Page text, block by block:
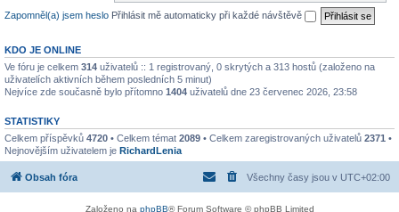
Zapomněl(a) jsem heslo Přihlásit mě automaticky při každé návštěvě
KDO JE ONLINE
Ve fóru je celkem 314 uživatelů :: 1 registrovaný, 0 skrytých a 313 hostů (založeno na
uživatelích aktivních během posledních 5 minut)
Nejvíce zde současně bylo přítomno 1404 uživatelů dne 23 červenec 2026, 23:58
STATISTIKY
Celkem příspěvků 4720 • Celkem témat 2089 • Celkem zaregistrovaných uživatelů 2371 •
Nejnovějším uživatelem je RichardLenia
Obsah fóra Všechny časy jsou v UTC+02:00
Založeno na phpBB® Forum Software © phpBB Limited